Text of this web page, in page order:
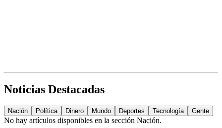
Noticias Destacadas
Nación Política Dinero Mundo Deportes Tecnología Gente
No hay artículos disponibles en la sección Nación.